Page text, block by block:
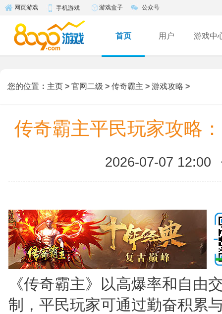
网页游戏 手机游戏 游戏盒子 公众号
首页 用户 游戏中
您的位置 ： 主页 > 官网二级 > 传奇霸主 > 游戏攻略 >
传奇霸主平民玩家攻略
2026-07-07 12:00
《传奇霸主》以高爆率和自由
制，平民玩家可通过勤奋积累